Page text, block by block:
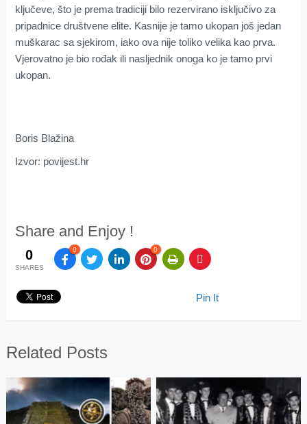
ključeve, što je prema tradiciji bilo rezervirano isključivo za
pripadnice društvene elite. Kasnije je tamo ukopan još jedan
muškarac sa sjekirom, iako ova nije toliko velika kao prva.
Vjerovatno je bio rođak ili nasljednik onoga ko je tamo prvi
ukopan.
Boris Blažina
Izvor: povijest.hr
Share and Enjoy !
0
SHARES
0 0
Pin It
Related Posts